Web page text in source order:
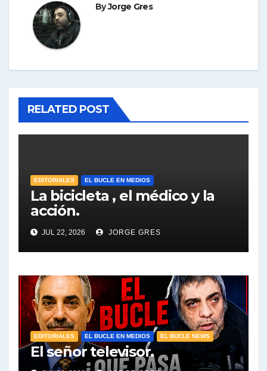
ByJorge Gres
RELATED POST
EDITORIALES EL BUCLE EN MEDIOS
La bicicleta , el médico y la
acción.
JUL 22, 2026 JORGE GRES
EDITORIALES EL BUCLE EN MEDIOS EL BUCLE NEWS
El señor televisor.